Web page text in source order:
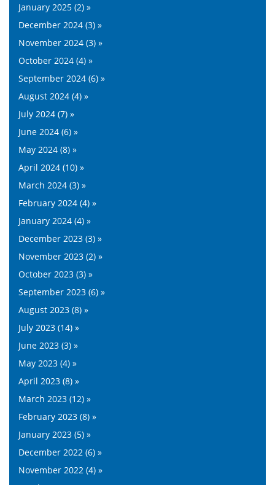
January 2025 (2) »
December 2024 (3) »
November 2024 (3) »
October 2024 (4) »
September 2024 (6) »
August 2024 (4) »
July 2024 (7) »
June 2024 (6) »
May 2024 (8) »
April 2024 (10) »
March 2024 (3) »
February 2024 (4) »
January 2024 (4) »
December 2023 (3) »
November 2023 (2) »
October 2023 (3) »
September 2023 (6) »
August 2023 (8) »
July 2023 (14) »
June 2023 (3) »
May 2023 (4) »
April 2023 (8) »
March 2023 (12) »
February 2023 (8) »
January 2023 (5) »
December 2022 (6) »
November 2022 (4) »